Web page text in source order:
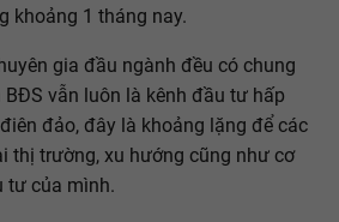
khoảng 1 tháng nay.
gia đầu ngành đều có chung
BĐS vẫn luôn là kênh đầu tư hấp
đảo, đây là khoảng lặng để các
thị trường, xu hướng cũng như cơ
tư của mình.